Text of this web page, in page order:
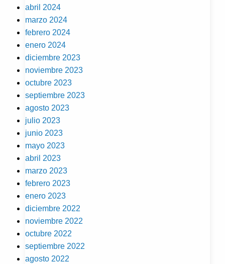
abril 2024
marzo 2024
febrero 2024
enero 2024
diciembre 2023
noviembre 2023
octubre 2023
septiembre 2023
agosto 2023
julio 2023
junio 2023
mayo 2023
abril 2023
marzo 2023
febrero 2023
enero 2023
diciembre 2022
noviembre 2022
octubre 2022
septiembre 2022
agosto 2022